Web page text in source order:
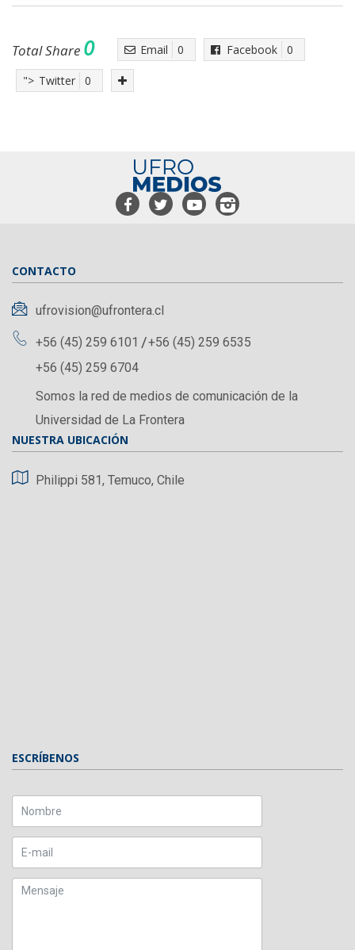
Total Share 0 Email 0 Facebook 0
"> Twitter 0
CONTACTO
ufrovision@ufrontera.cl
+56 (45) 259 6101
+56 (45) 259 6535
+56 (45) 259 6704
Somos la red de medios de comunicación de la
Universidad de La Frontera
NUESTRA UBICACIÓN
Philippi 581, Temuco, Chile
ESCRÍBENOS